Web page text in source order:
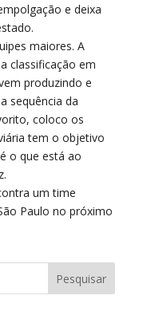
e deixa
maiores. A
classificação em
produzindo e
sequência da
coloco os
tem o objetivo
o que está ao
um time
Paulo no próximo